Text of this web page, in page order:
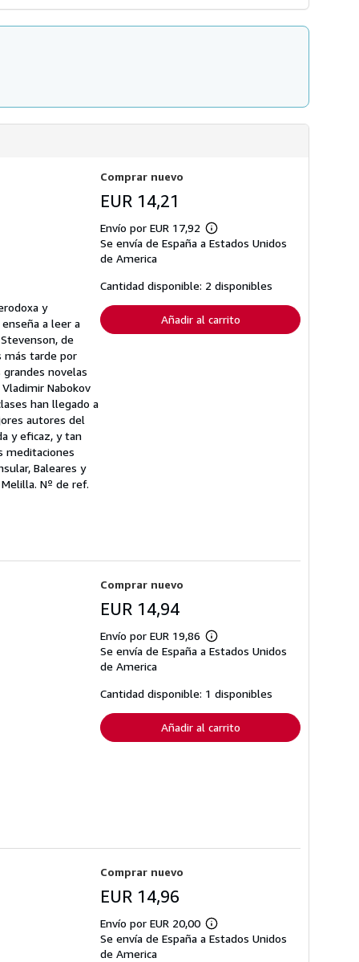
y
a leer a
de
más tarde por
novelas
Nabokov
han llegado a
autores del
y eficaz, y tan
meditaciones
Baleares y
Nº de ref.
Comprar nuevo
EUR 14,21
Envío por EUR 17,92
Más
información
tarifas
de
envío
Se envía de España a Estados Unidos
de America
Cantidad disponible: 2 disponibles
Añadir al carrito
Comprar nuevo
EUR 14,94
Envío por EUR 19,86
Más
información
tarifas
de
envío
Se envía de España a Estados Unidos
de America
Cantidad disponible: 1 disponibles
Añadir al carrito
Comprar nuevo
EUR 14,96
Envío por EUR 20,00
Más
información
Se envía de España a Estados Unidos
de America